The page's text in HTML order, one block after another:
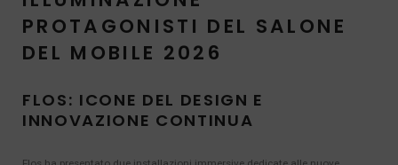
PROTAGONISTI DEL SALONE
DEL MOBILE 2026
FLOS: ICONE DEL DESIGN E
INNOVAZIONE CONTINUA